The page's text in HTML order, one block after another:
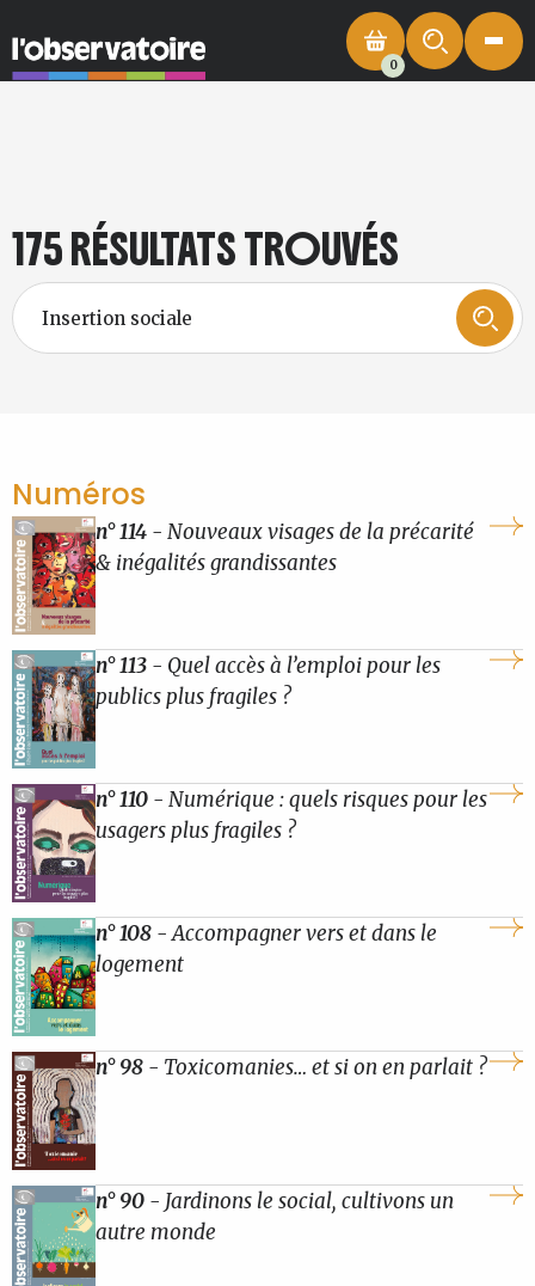
0
175 RÉSULTATS TROUVÉS
Numéros
n° 114 - Nouveaux visages de la précarité
& inégalités grandissantes
n° 113 - Quel accès à l’emploi pour les
publics plus fragiles ?
n° 110 - Numérique : quels risques pour les
usagers plus fragiles ?
n° 108 - Accompagner vers et dans le
logement
n° 98 - Toxicomanies… et si on en parlait ?
n° 90 - Jardinons le social, cultivons un
autre monde